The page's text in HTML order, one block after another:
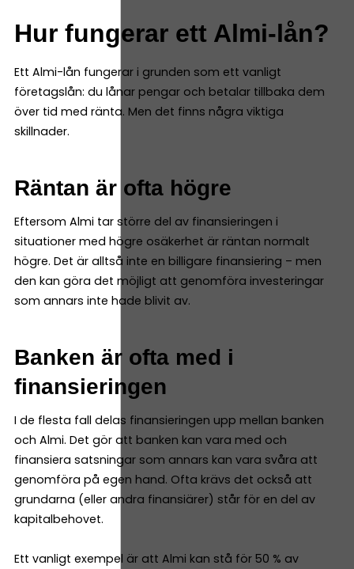
Hur fungerar ett Almi-lån?
Ett Almi-lån fungerar i grunden som ett vanligt
företagslån: du lånar pengar och betalar tillbaka dem
över tid med ränta. Men det finns några viktiga
skillnader.
Räntan är ofta högre
Eftersom Almi tar större del av finansieringen i
situationer med högre osäkerhet är räntan normalt
högre. Det är alltså inte en billigare finansiering – men
den kan göra det möjligt att genomföra investeringar
som annars inte hade blivit av.
Banken är ofta med i
finansieringen
I de flesta fall delas finansieringen upp mellan banken
och Almi. Det gör att banken kan vara med och
finansiera satsningar som annars kan vara svåra att
genomföra på egen hand. Ofta krävs det också att
grundarna (eller andra finansiärer) står för en del av
kapitalbehovet.
Ett vanligt exempel är att Almi kan stå för 50 % av